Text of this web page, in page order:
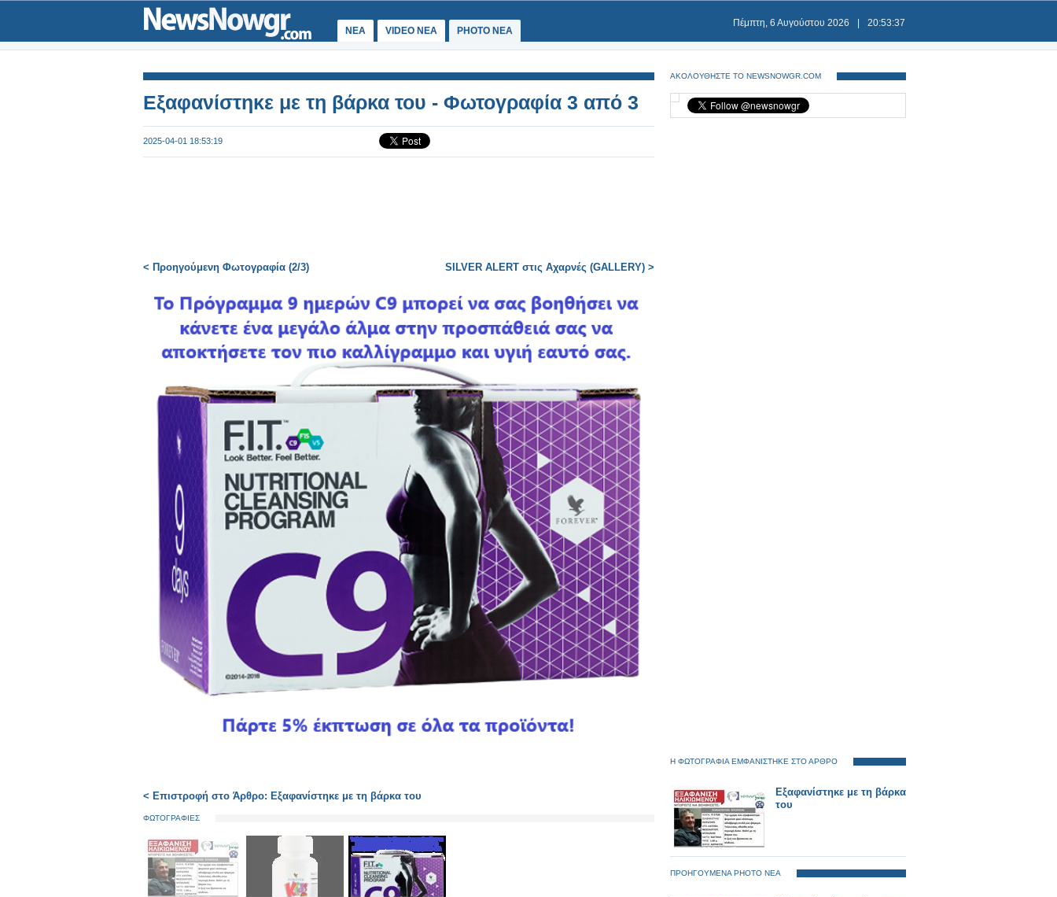
ΝΕΑ VIDEO NEA PHOTO NEA
Πέμπτη, 6 Αυγούστου 2026 20:53:38
Εξαφανίστηκε με τη βάρκα του - Φωτογραφία 3 από 3
2025-04-01 18:53:19
< Προηγούμενη Φωτογραφία (2/3) SILVER ALERT στις Αχαρνές (GALLERY) >
< Επιστροφή στο Άρθρο: Εξαφανίστηκε με τη βάρκα του
ΦΩΤΟΓΡΑΦΙΕΣ
ΑΚΟΛΟΥΘΗΣΤΕ ΤΟ NEWSNOWGR.COM
Η ΦΩΤΟΓΡΑΦΙΑ ΕΜΦΑΝΙΣΤΗΚΕ ΣΤΟ ΑΡΘΡΟ
Εξαφανίστηκε με τη βάρκα
του
ΠΡΟΗΓΟΥΜΕΝΑ PHOTO ΝΕΑ